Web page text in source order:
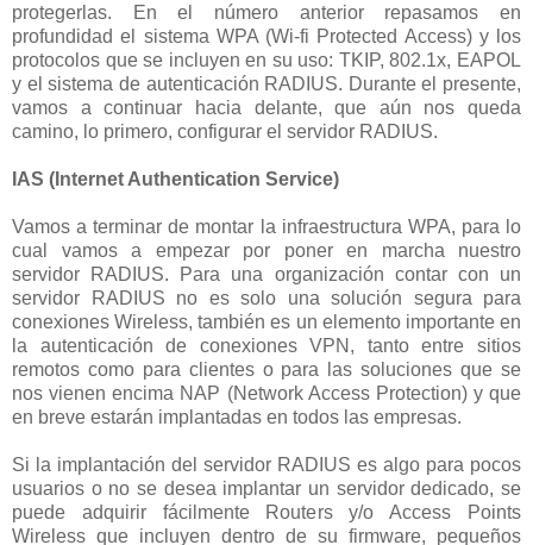
protegerlas. En el número anterior repasamos en
profundidad el sistema WPA (Wi-fi Protected Access) y los
protocolos que se incluyen en su uso: TKIP, 802.1x, EAPOL
y el sistema de autenticación RADIUS. Durante el presente,
vamos a continuar hacia delante, que aún nos queda
camino, lo primero, configurar el servidor RADIUS.
IAS (Internet Authentication Service)
Vamos a terminar de montar la infraestructura WPA, para lo
cual vamos a empezar por poner en marcha nuestro
servidor RADIUS. Para una organización contar con un
servidor RADIUS no es solo una solución segura para
conexiones Wireless, también es un elemento importante en
la autenticación de conexiones VPN, tanto entre sitios
remotos como para clientes o para las soluciones que se
nos vienen encima NAP (Network Access Protection) y que
en breve estarán implantadas en todos las empresas.
Si la implantación del servidor RADIUS es algo para pocos
usuarios o no se desea implantar un servidor dedicado, se
puede adquirir fácilmente Routers y/o Access Points
Wireless que incluyen dentro de su firmware, pequeños